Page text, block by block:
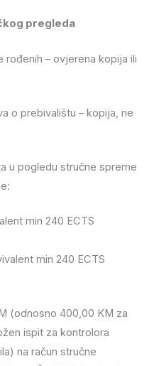
pregleda
rođenih – ovjerena kopija ili
o prebivalištu – kopija, ne
u pogledu stručne spreme
min 240 ECTS
min 240 ECTS
(odnosno 400,00 KM za
ispit za kontrolora
na račun stručne